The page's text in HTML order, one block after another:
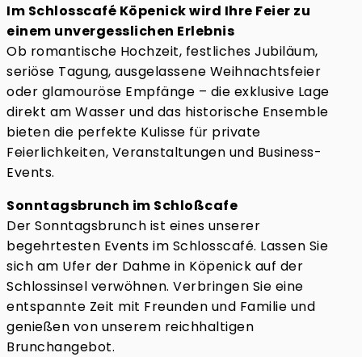
Im Schlosscafé Köpenick wird Ihre Feier zu
einem unvergesslichen Erlebnis
Ob romantische Hochzeit, festliches Jubiläum,
seriöse Tagung, ausgelassene Weihnachtsfeier
oder glamouröse Empfänge – die exklusive Lage
direkt am Wasser und das historische Ensemble
bieten die perfekte Kulisse für private
Feierlichkeiten, Veranstaltungen und Business-
Events.
Sonntagsbrunch im Schloßcafe
Der Sonntagsbrunch ist eines unserer
begehrtesten Events im Schlosscafé. Lassen Sie
sich am Ufer der Dahme in Köpenick auf der
Schlossinsel verwöhnen. Verbringen Sie eine
entspannte Zeit mit Freunden und Familie und
genießen von unserem reichhaltigen
Brunchangebot.